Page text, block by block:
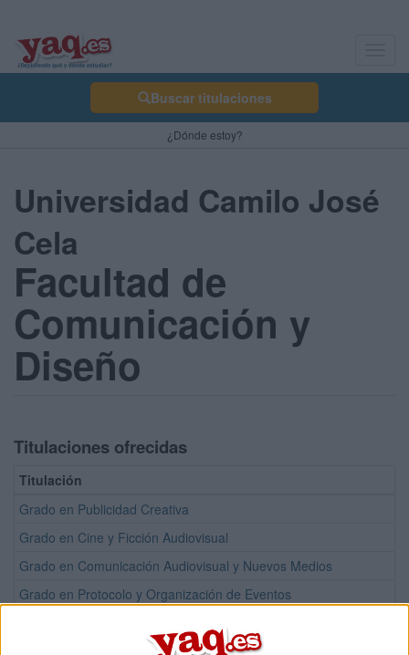
Buscar titulaciones
¿Dónde estoy?
Universidad Camilo José
Cela
Facultad de
Comunicación y
Diseño
Titulaciones ofrecidas
Titulación
Grado en Publicidad Creativa
Grado en Cine y Ficción Audiovisual
Grado en Comunicación Audiovisual y Nuevos Medios
Grado en Protocolo y Organización de Eventos
Doble Grado en Comunicación Audiovisual y Nuevos Medios +